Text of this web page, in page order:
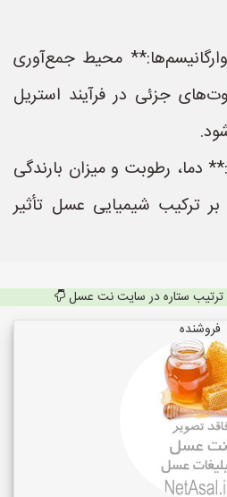
محیط جمع‌آوری
جزئی در فرآیند استریل
رطوبت و میزان بارندگی
ترکیب شیمیایی عسل تأثیر
ترتیب ستاره در سایت نت عسل
فروشنده